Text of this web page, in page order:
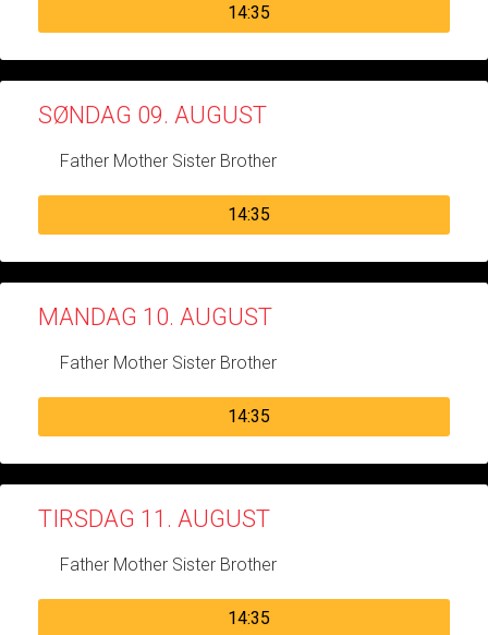
14:35
SØNDAG 09. AUGUST
Father Mother Sister Brother
14:35
MANDAG 10. AUGUST
Father Mother Sister Brother
14:35
TIRSDAG 11. AUGUST
Father Mother Sister Brother
14:35